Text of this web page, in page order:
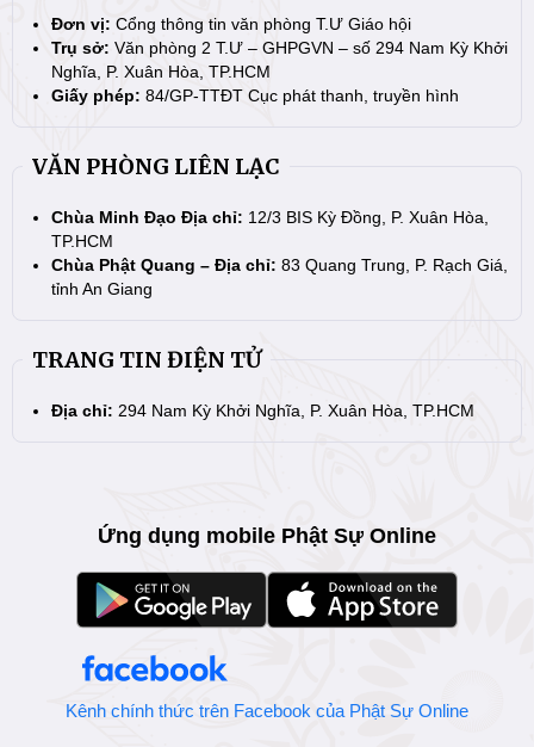
Đơn vị: Cổng thông tin văn phòng T.Ư Giáo hội
Trụ sở: Văn phòng 2 T.Ư – GHPGVN – số 294 Nam Kỳ Khởi
Nghĩa, P. Xuân Hòa, TP.HCM
Giấy phép: 84/GP-TTĐT Cục phát thanh, truyền hình
VĂN PHÒNG LIÊN LẠC
Chùa Minh Đạo Địa chỉ: 12/3 BIS Kỳ Đồng, P. Xuân Hòa,
TP.HCM
Chùa Phật Quang – Địa chỉ: 83 Quang Trung, P. Rạch Giá,
tỉnh An Giang
TRANG TIN ĐIỆN TỬ
Địa chỉ: 294 Nam Kỳ Khởi Nghĩa, P. Xuân Hòa, TP.HCM
Ứng dụng mobile Phật Sự Online
Kênh chính thức trên Facebook của Phật Sự Online